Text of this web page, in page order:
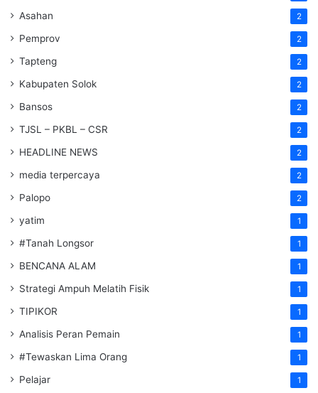
Asahan 2
Pemprov 2
Tapteng 2
Kabupaten Solok 2
Bansos 2
TJSL – PKBL – CSR 2
HEADLINE NEWS 2
media terpercaya 2
Palopo 2
yatim 1
#Tanah Longsor 1
BENCANA ALAM 1
Strategi Ampuh Melatih Fisik 1
TIPIKOR 1
Analisis Peran Pemain 1
#Tewaskan Lima Orang 1
Pelajar 1